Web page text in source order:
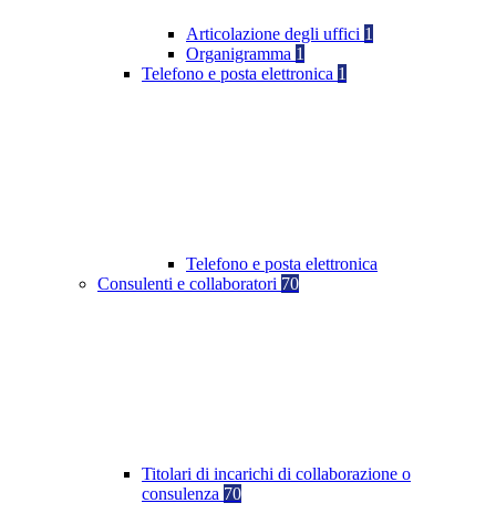
Articolazione degli uffici 1
Organigramma 1
Telefono e posta elettronica 1
Telefono e posta elettronica
Consulenti e collaboratori 70
Titolari di incarichi di collaborazione o
consulenza 70